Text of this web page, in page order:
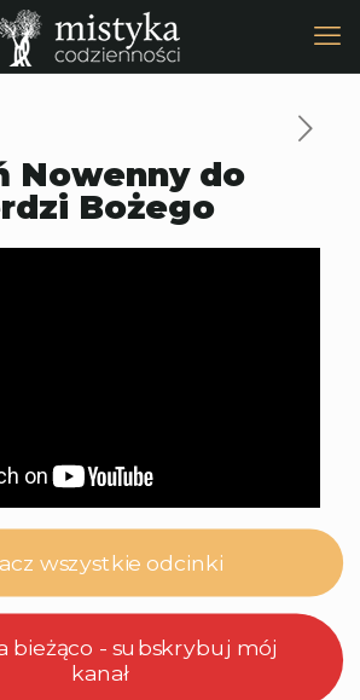
Nowenny do
Bożego
wszystkie odcinki
bieżąco - subskrybuj mój
kanał